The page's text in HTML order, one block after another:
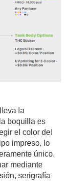
la
boquilla es
el color del
impreso, lo
único.
mediante
serigrafía